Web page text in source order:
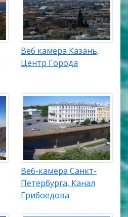
Веб камера Казань,
Центр Города
Веб-камера Санкт-
Петербурга, Канал
Грибоедова